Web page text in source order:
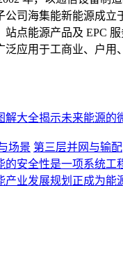
公司海集能新能源成立
站点能源产品及 EPC
泛应用于工商业、户用
解大全揭示未来能源的
场景 第三层并网与输配
的安全性是一项系统工
产业发展规划正成为能